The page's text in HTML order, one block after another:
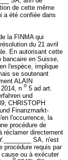
de cette même
a été confiée dans
la FINMA qui
du 21 avril
En autorisant cette
bancaire en Suisse,
l'espèce, implique
se soutenant
ALAIN
n o 5 ad art.
und
CHRISTOPH
Finanzmarkt-
l'occurrence, la
procédure de
réclamer directement
SA, n'est
procédure requis par
ou à exécuter
o